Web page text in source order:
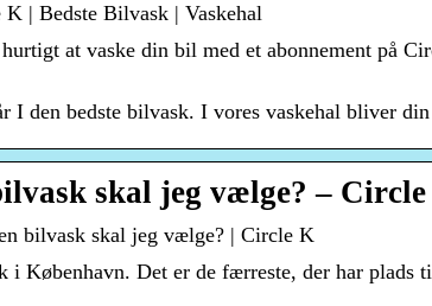
| Bedste Bilvask | Vaskehal
at vaske din bil med et abonnement på
I den bedste bilvask. I vores vaskehal bliver
skal jeg vælge? –
bilvask skal jeg vælge? | Circle K
i København. Det er de færreste, der har